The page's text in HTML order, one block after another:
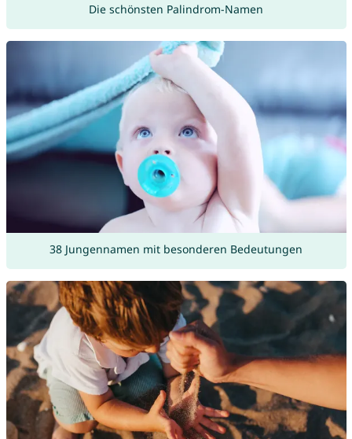
Die schönsten Palindrom-Namen
38 Jungennamen mit besonderen Bedeutungen